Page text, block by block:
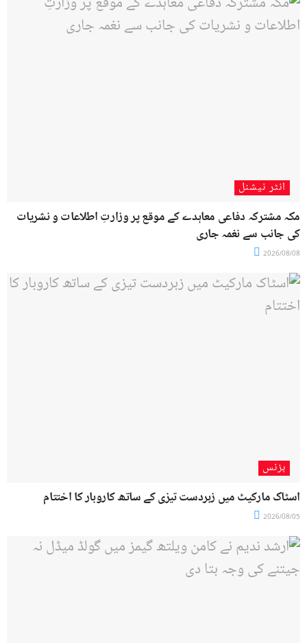
انٹر نیشنل
مکہ مشترکہ دفاعی معاہدے کے موقع پر وزارتِ اطلاعات و نشریات
کی جانب سے نغمہ جاری
2026/08/08
بزنس
اسٹاک مارکیٹ میں زبردست تیزی کے ساتھ کاروبار کا اختتام
2026/08/05